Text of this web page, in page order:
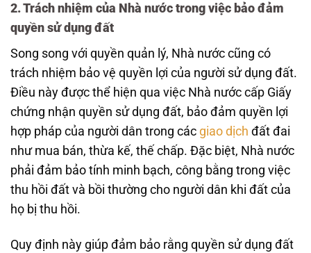
2. Trách nhiệm của Nhà nước trong việc bảo đảm
quyền sử dụng đất
Song song với quyền quản lý, Nhà nước cũng có
trách nhiệm bảo vệ quyền lợi của người sử dụng đất.
Điều này được thể hiện qua việc Nhà nước cấp Giấy
chứng nhận quyền sử dụng đất, bảo đảm quyền lợi
hợp pháp của người dân trong các giao dịch đất đai
như mua bán, thừa kế, thế chấp. Đặc biệt, Nhà nước
phải đảm bảo tính minh bạch, công bằng trong việc
thu hồi đất và bồi thường cho người dân khi đất của
họ bị thu hồi.
Quy định này giúp đảm bảo rằng quyền sử dụng đất